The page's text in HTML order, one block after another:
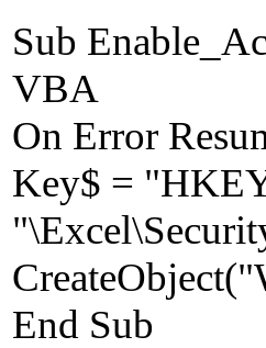
Sub
VBA
On Error
Key$ =
End Sub